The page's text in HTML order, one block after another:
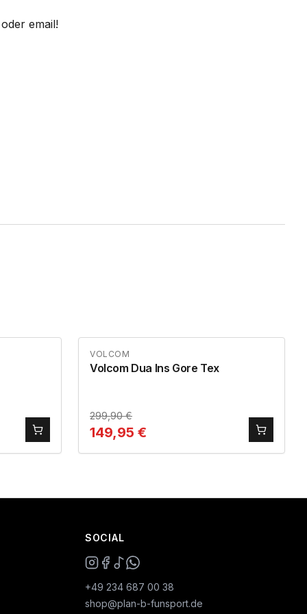
email!
VOLCOM
Volcom Dua Ins Gore Tex
299,90€
149,95 €
SOCIAL
+49 234 687 00 38
shop@plan-b-funsport.de